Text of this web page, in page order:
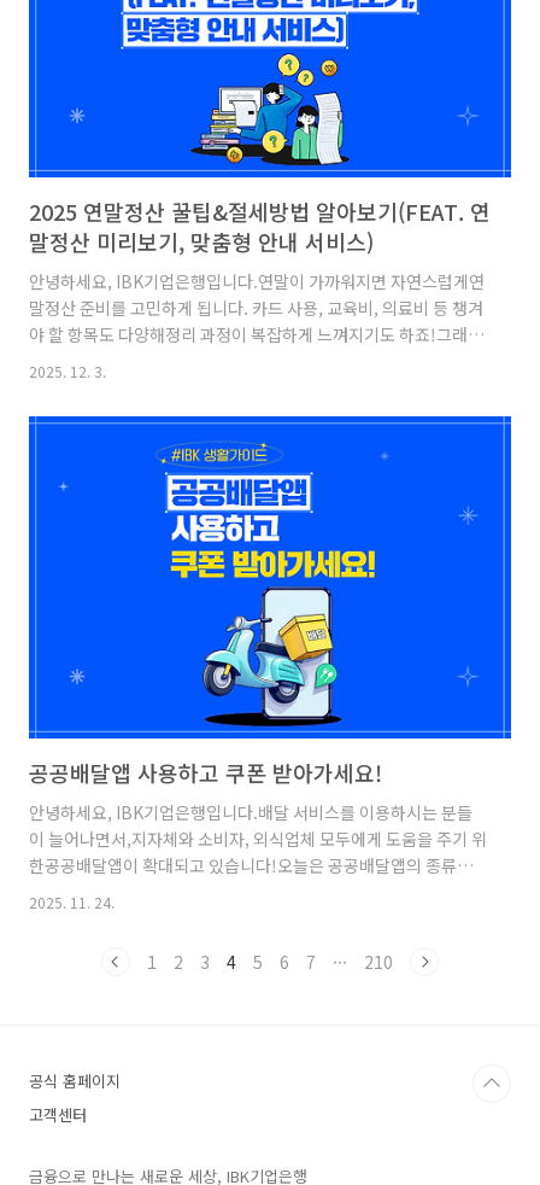
2025 연말정산 꿀팁&절세방법 알아보기(FEAT. 연
말정산 미리보기, 맞춤형 안내 서비스)
안녕하세요, IBK기업은행입니다.연말이 가까워지면 자연스럽게연
말정산 준비를 고민하게 됩니다. 카드 사용, 교육비, 의료비 등 챙겨
야 할 항목도 다양해정리 과정이 복잡하게 느껴지기도 하죠!그래서
오늘은 연말정산 미리보기 서비스, 맞춤형 안내 서비스,그리고 항목
준비하실 수 있도록 안내해 드리겠습니다! 연말정산 미리보기 서비
스연말정산 미리보기 서비스란? 2025년 1~9월간 신용·체크카드
등 사용액과지난 연말정산 때 신고한공제 금액을 이용하여2026년
1월 연말정산 예상 세액을미리 계산할 수 있는 서비스입니다.연말
정산 미리보기 서비스는부양가족 변경, 교육비, 의료비 등지출 변동
이 연말정산 세액에미치는 영향까지 확인할 수 있습니다! ※ 접속
2025. 12. 3.
공공배달앱 사용하고 쿠폰 받아가세요!
안녕하세요, IBK기업은행입니다.배달 서비스를 이용하시는 분들
이 늘어나면서,지자체와 소비자, 외식업체 모두에게 도움을 주기 위
한공공배달앱이 확대되고 있습니다!오늘은 공공배달앱의 종류와
할인 혜택,그리고 공공배달앱 활성화를 위한 소비쿠폰 사업을간단
는외식업체와 소비자의 상생하는 구조입니다.그렇다면 공공배달앱
관 협력형 앱을 통해동일한 혜택을 받을 수 있으며 지자체별 운영
현황은 ‘공공배달 통합포털’..
2025. 11. 24.
1 2 3 4 5 6 7 ··· 210
공식 홈페이지
고객센터
금융으로 만나는 새로운 세상, IBK기업은행